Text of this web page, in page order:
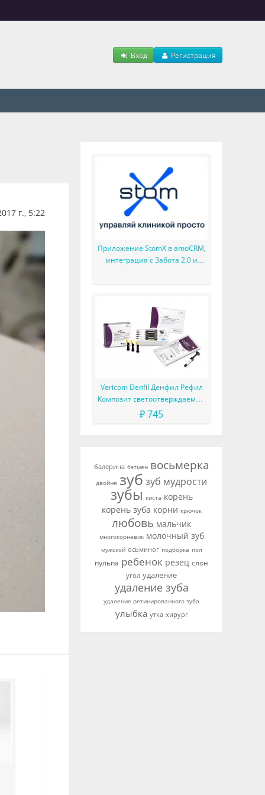
Вход Регистрация
г., 5:22
Приложение StomX в amoCRM,
интеграция с Забота 2.0 и
Vericom Denfil Денфил Рефил
Композит светоотверждаемый
материал
₽ 745
балерина бэтмен восьмерка
двойня зуб зуб мудрости
зубы киста корень
корень зуба корни крючок
любовь мальчик
многокорневик молочный зуб
мужской осьминог подборка пол
пульпа ребенок резец слон
угол удаление
удаление зуба
удаление ретинированного зуба
улыбка утка хирург